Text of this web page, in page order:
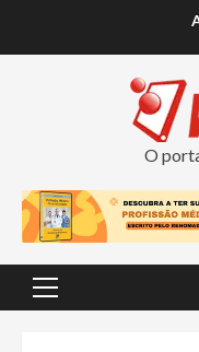
O
Primary